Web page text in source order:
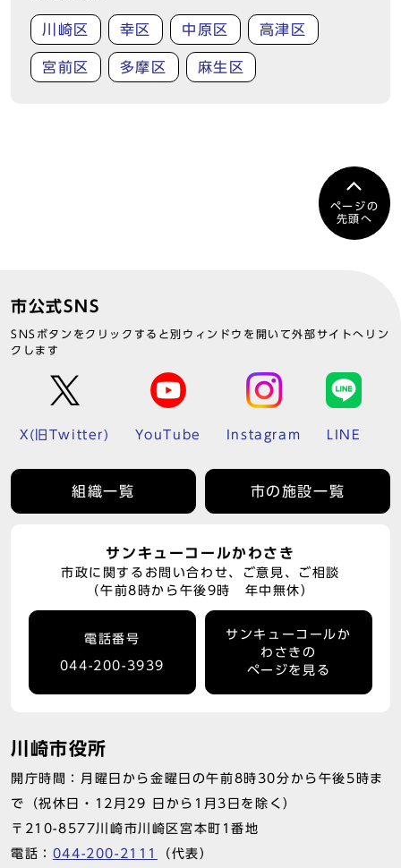
川崎区 幸区 中原区 高津区
宮前区 多摩区 麻生区
ページの
先頭へ
市公式SNS
SNSボタンをクリックすると別ウィンドウを開いて外部サイトへリン
クします
X(旧Twitter) YouTube Instagram LINE
組織一覧 市の施設一覧
サンキューコールかわさき
市政に関するお問い合わせ、ご意見、ご相談
（午前8時から午後9時 年中無休）
電話番号
044-200-3939
サンキューコールか
わさきの
ページを見る
川崎市役所
開庁時間：月曜日から金曜日の午前8時30分から午後5時ま
で（祝休日・12月29 日から1月3日を除く）
〒210-8577川崎市川崎区宮本町1番地
電話： 044-200-2111 （代表）